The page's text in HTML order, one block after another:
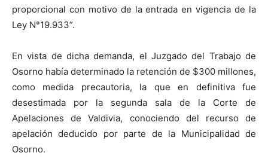
proporcional con motivo de la entrada en vigencia de la
Ley N°19.933”.
En vista de dicha demanda, el Juzgado del Trabajo de
Osorno había determinado la retención de $300 millones,
como medida precautoria, la que en definitiva fue
desestimada por la segunda sala de la Corte de
Apelaciones de Valdivia, conociendo del recurso de
apelación deducido por parte de la Municipalidad de
Osorno.